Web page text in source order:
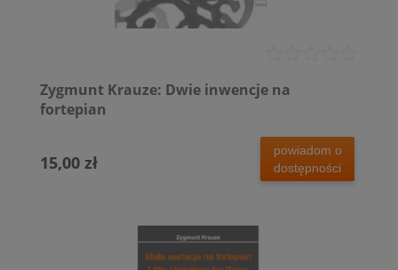
Zygmunt Krauze: Dwie inwencje na
fortepian
15,00 zł
powiadom o
dostępności